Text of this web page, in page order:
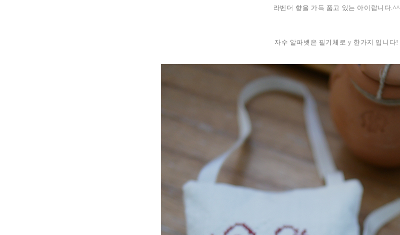
라벤더 향을 가득 품고 있는 아이랍니다.^^
자수 알파벳은 필기체로 y 한가지 입니다!